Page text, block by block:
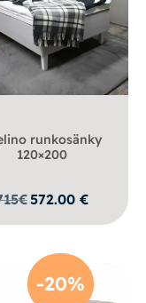
runkosänky
120×200
€572.00 €
-20%
-20%